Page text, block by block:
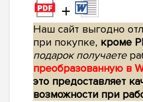
+
Наш сайт выгодно
при покупке, кроме
подарок получаете
преобразованную в
это предоставляет
возможности при